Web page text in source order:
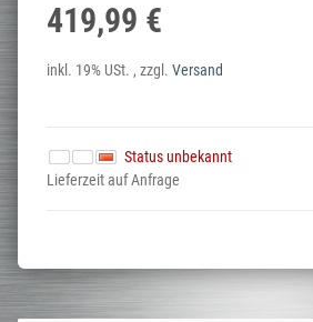
419,99 €
inkl. 19% USt. , zzgl. Versand
Status unbekannt
Lieferzeit auf Anfrage